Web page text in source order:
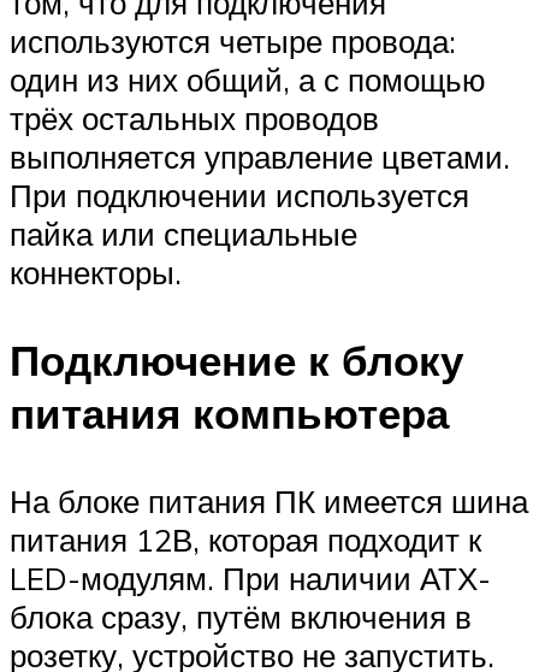
используются четыре провода:
один из них общий, а с помощью
трёх остальных проводов
выполняется управление цветами.
При подключении используется
пайка или специальные
коннекторы.
Подключение к блоку
питания компьютера
На блоке питания ПК имеется шина
питания 12В, которая подходит к
LED-модулям. При наличии АТХ-
блока сразу, путём включения в
розетку, устройство не запустить.